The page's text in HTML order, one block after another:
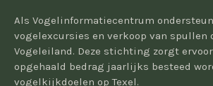
Als Vogelinformatiecentrum
vogelexcursies en verkoop van spullen
Vogeleiland. Deze stichting zorgt
opgehaald bedrag jaarlijks besteed
vogelkijkdoelen op Texel.